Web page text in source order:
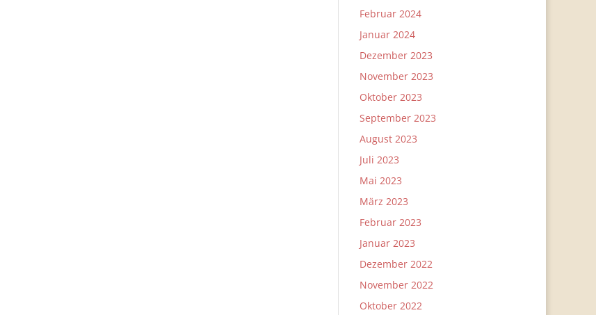
Februar 2024
Januar 2024
Dezember 2023
November 2023
Oktober 2023
September 2023
August 2023
Juli 2023
Mai 2023
März 2023
Februar 2023
Januar 2023
Dezember 2022
November 2022
Oktober 2022